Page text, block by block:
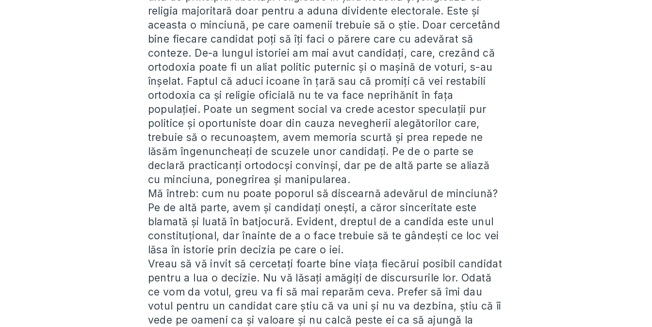
religia majoritară doar pentru a aduna dividente electorale. Este și
aceasta o minciună, pe care oamenii trebuie să o știe. Doar cercetând
bine fiecare candidat poți să îți faci o părere care cu adevărat să
conteze. De-a lungul istoriei am mai avut candidați, care, crezând că
ortodoxia poate fi un aliat politic puternic și o mașină de voturi, s-au
înșelat. Faptul că aduci icoane în țară sau că promiți că vei restabili
ortodoxia ca și religie oficială nu te va face neprihănit în fața
populației. Poate un segment social va crede acestor speculații pur
politice și oportuniste doar din cauza nevegherii alegătorilor care,
trebuie să o recunoaștem, avem memoria scurtă și prea repede ne
lăsăm îngenuncheați de scuzele unor candidați. Pe de o parte se
declară practicanți ortodocși convinși, dar pe de altă parte se aliază
cu minciuna, ponegrirea și manipularea.
Mă întreb: cum nu poate poporul să discearnă adevărul de minciună?
Pe de altă parte, avem și candidați onești, a căror sinceritate este
blamată și luată în batjocură. Evident, dreptul de a candida este unul
constituțional, dar înainte de a o face trebuie să te gândești ce loc vei
lăsa în istorie prin decizia pe care o iei.
Vreau să vă invit să cercetați foarte bine viața fiecărui posibil candidat
pentru a lua o decizie. Nu vă lăsați amăgiți de discursurile lor. Odată
ce vom da votul, greu va fi să mai reparăm ceva. Prefer să îmi dau
votul pentru un candidat care știu că va uni și nu va dezbina, știu că îi
vede pe oameni ca și valoare și nu calcă peste ei ca să ajungă la